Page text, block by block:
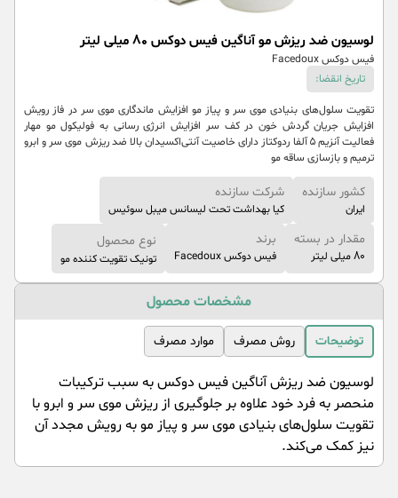
لوسیون ضد ریزش مو آناگین فیس دوکس 80 میلی لیتر
فیس دوکس Facedoux
تاریخ انقضا:
تقویت سلول‌های بنیادی موی سر و پیاز مو افزایش ماندگاری موی سر در فاز رویش
افزایش جریان گردش خون در کف سر افزایش انرژی رسانی به فولیکول مو مهار
فعالیت آنزیم ۵ آلفا ردوکتاز دارای خاصیت آنتی‌اکسیدان بالا ضد ریزش موی سر و ابرو
ترمیم و بازسازی ساقه مو
کشور سازنده
ایران
شرکت سازنده
کیا بهداشت تحت لیسانس میبل سوئیس
مقدار در بسته
80 میلی لیتر
برند
فیس دوکس Facedoux
نوع محصول
تونیک تقویت کننده مو
مشخصات محصول
توضیحات روش مصرف موارد مصرف
لوسیون ضد ریزش آناگین فیس دوکس به سبب ترکیبات
منحصر به فرد خود علاوه بر جلوگیری از ریزش موی سر و ابرو با
تقویت سلول‌های بنیادی موی سر و پیاز مو به رویش مجدد آن
نیز کمک می‌کند.